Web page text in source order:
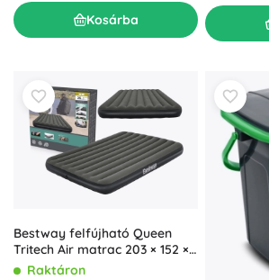
Kosárba
Bestway felfújható Queen
Tritech Air matrac 203 × 152 ×
25 cm, franciaágy
Raktáron